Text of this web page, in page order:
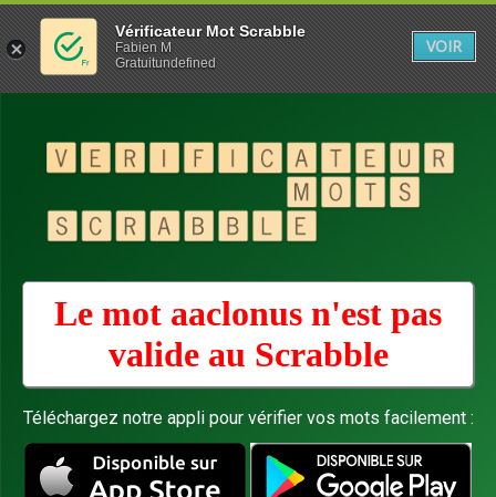
Le mot aaclonus n'est pas
valide au Scrabble
Téléchargez notre appli pour vérifier vos mots facilement :
Vérificateur Mot Scrabble
Fabien M
Gratuitundefined
VOIR